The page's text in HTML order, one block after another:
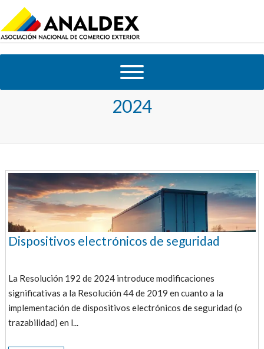
resolucion 192 de
2024
Dispositivos electrónicos de seguridad
La Resolución 192 de 2024 introduce modificaciones
significativas a la Resolución 44 de 2019 en cuanto a la
implementación de dispositivos electrónicos de seguridad (o
trazabilidad) en l...